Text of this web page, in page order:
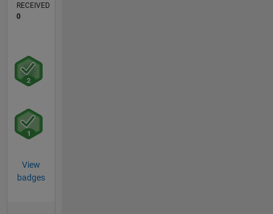
RECEIVED
0
View
badges